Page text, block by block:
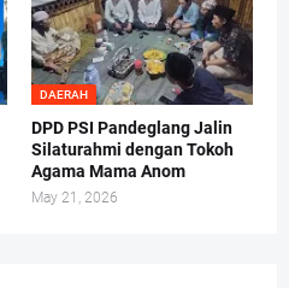
DAERAH
DPD PSI Pandeglang Jalin
Silaturahmi dengan Tokoh
Agama Mama Anom
May 21, 2026